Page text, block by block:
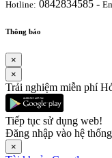
Hotline: 0842834585 -
Thông báo
×
×
Trải nghiệm miễn phí
Tiếp tục sử dụng web!
Đăng nhập vào hệ thống
×